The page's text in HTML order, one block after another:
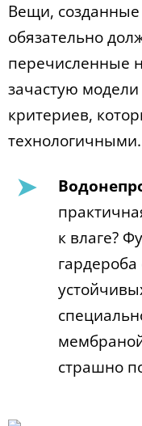
Вещи,
обязательно
перечисленные
зачастую
критериев,
технологичными.
к влаге?
страшно